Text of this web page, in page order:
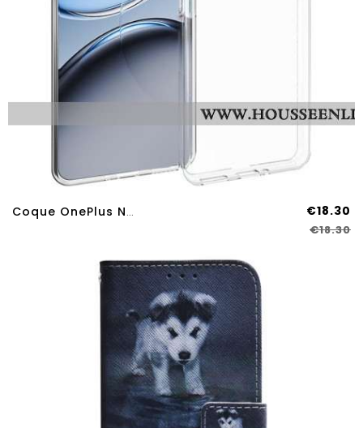
Coque OnePlus Nord 4 Transparente Crystal €18.30
€18.30